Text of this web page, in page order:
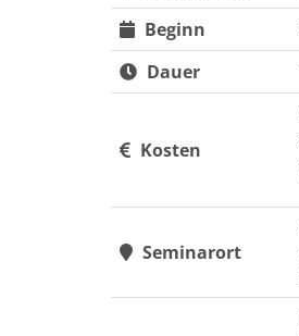
Beginn
Dauer
Kosten
Seminarort